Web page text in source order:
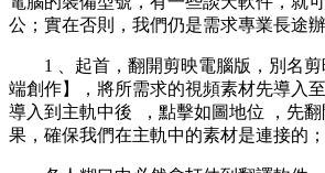
公；實在否則 ，我們仍是需求專業長途
1 、起首 ，翻開剪映電腦版，別名
端創作】，將所需求的視頻素材先導入至
導入到主軌中後  ，點擊如圖地位 ，
果，確保我們在主軌中的素材是連接的